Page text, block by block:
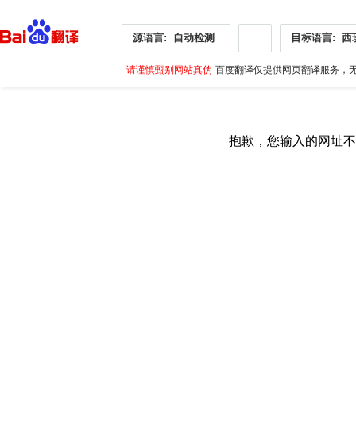
源语言: 自动检测 目标语言: 西
请谨慎甄别网站真伪-百度翻译仅提供网页翻译服务，